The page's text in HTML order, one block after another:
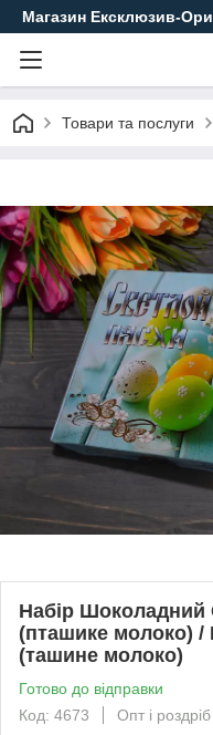
Магазин Ексклюзив-
Товари та послуги
Набір Шоколадний
(пташике молоко) /
(ташине молоко)
Готово до відправки
Код: 4673
Опт і роздріб